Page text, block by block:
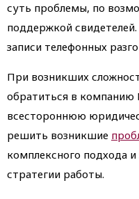
суть проблемы, по
поддержкой
записи телефонных
При возникших
обратиться в компанию
всестороннюю
решить возникшие
комплексного подхода
стратегии работы.